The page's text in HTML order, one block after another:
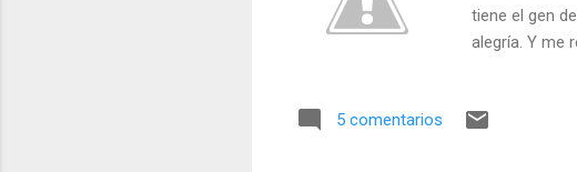
tiene el gen
alegría. Y me
me había
5 comentarios